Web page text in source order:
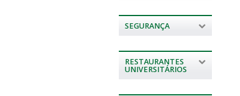
SEGURANÇA
RESTAURANTES
UNIVERSITÁRIOS